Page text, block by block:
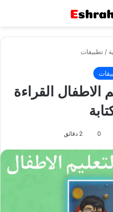
/ تطبيقات
الاطفال القراءة
0 2 دقائق